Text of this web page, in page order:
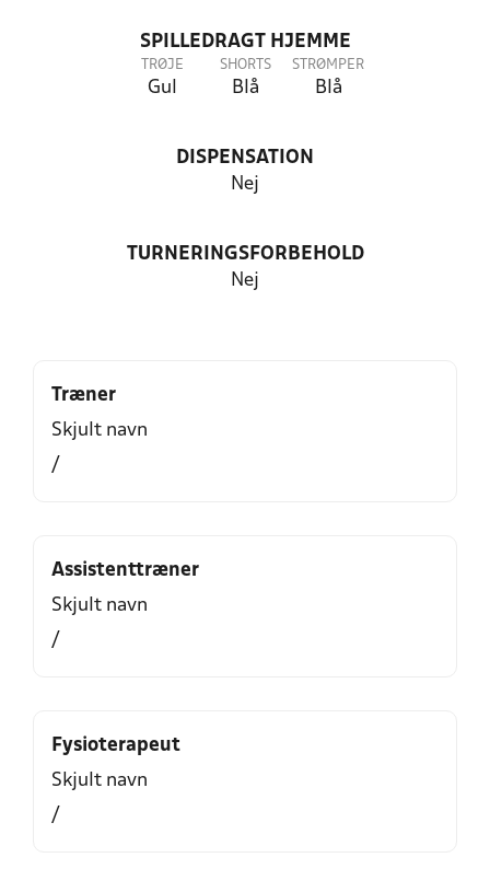
SPILLEDRAGT HJEMME
TRØJE
Gul
SHORTS
Blå
STRØMPER
Blå
DISPENSATION
Nej
TURNERINGSFORBEHOLD
Nej
Træner
Skjult navn
/
Assistenttræner
Skjult navn
/
Fysioterapeut
Skjult navn
/